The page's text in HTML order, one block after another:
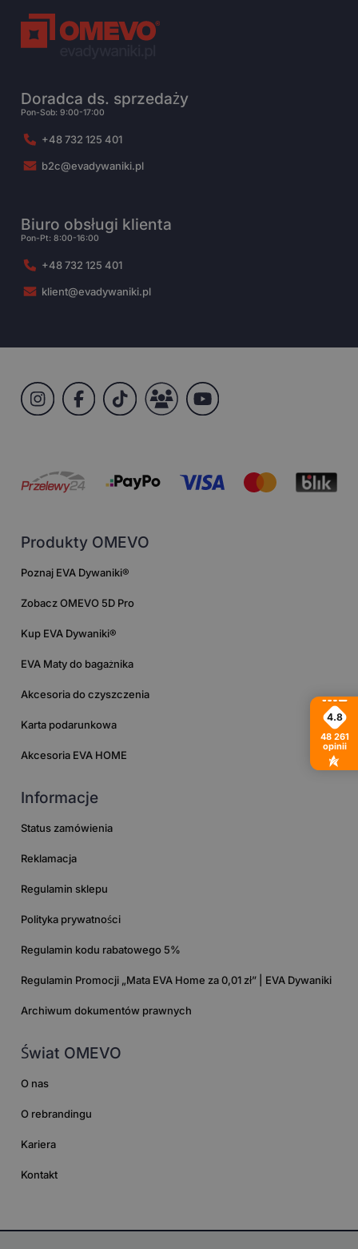
Doradca ds. sprzedaży
Pon-Sob: 9:00-17:00
+48 732 125 401
b2c@evadywaniki.pl
Biuro obsługi klienta
Pon-Pt: 8:00-16:00
+48 732 125 401
klient@evadywaniki.pl
Produkty OMEVO
Poznaj EVA Dywaniki®
Zobacz OMEVO 5D Pro
Kup EVA Dywaniki®
EVA Maty do bagażnika
Akcesoria do czyszczenia
Karta podarunkowa
Akcesoria EVA HOME
Informacje
Status zamówienia
Reklamacja
Regulamin sklepu
Polityka prywatności
Regulamin kodu rabatowego 5%
Regulamin Promocji „Mata EVA Home za 0,01 zł” | EVA Dywaniki
Archiwum dokumentów prawnych
Świat OMEVO
O nas
O rebrandingu
Kariera
Kontakt
4.8
48 261
opinii